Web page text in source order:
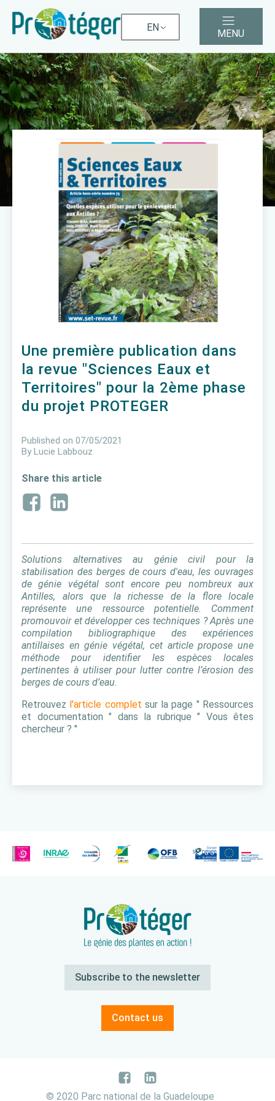
EN
MENU
Une première publication dans
la revue "Sciences Eaux et
Territoires" pour la 2ème phase
du projet PROTEGER
Published on 07/05/2021
By Lucie Labbouz
Share this article
Solutions alternatives au génie civil pour la
stabilisation des berges de cours d'eau, les ouvrages
de génie végétal sont encore peu nombreux aux
Antilles, alors que la richesse de la flore locale
représente une ressource potentielle. Comment
promouvoir et développer ces techniques ? Après une
compilation bibliographique des expériences
antillaises en génie végétal, cet article propose une
méthode pour identifier les espèces locales
pertinentes à utiliser pour lutter contre l’érosion des
berges de cours d’eau.
Retrouvez l'article complet sur la page " Ressources
et documentation " dans la rubrique " Vous êtes
chercheur ? "
Subscribe to the newsletter
Contact us
© 2020 Parc national de la Guadeloupe